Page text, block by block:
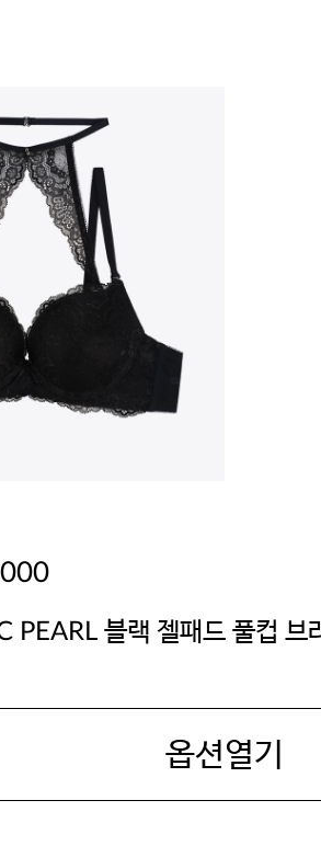
만원 할인 쿠폰(8.1~31)
PEARL 블랙 젤패드 풀컵 브
옵션열기